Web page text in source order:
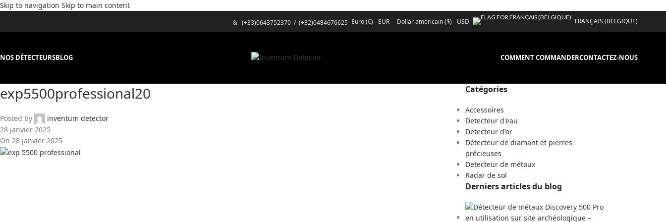
Skip to navigation Skip to main content
& (+33)0643752370/ (+32)0484676625 Euro (€) - EUR Dollar américain ($) - USD FRANÇAIS (BELGIQUE)
NOS DÉTECTEURSBLOG COMMENT COMMANDERCONTACTEZ-NOUS
exp5500professional20
Posted by
inventum detector
28 janvier 2025
On 28 janvier 2025
Catégories
Accessoires
Detecteur d'eau
Detecteur d'or
Détecteur de diamant et pierres
précieuses
Detecteur de métaux
Radar de sol
Derniers articles du blog